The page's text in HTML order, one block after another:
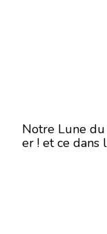
Notre Lune du
er ! et ce dans